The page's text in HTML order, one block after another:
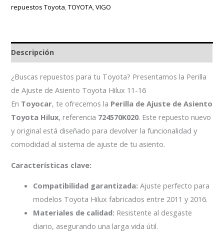
repuestos Toyota ,TOYOTA ,VIGO
Descripción
¿Buscas repuestos para tu Toyota? Presentamos la Perilla
de Ajuste de Asiento Toyota Hilux 11-16
En Toyocar, te ofrecemos la Perilla de Ajuste de Asiento
Toyota Hilux, referencia 724570K020. Este repuesto nuevo
y original está diseñado para devolver la funcionalidad y
comodidad al sistema de ajuste de tu asiento.
Características clave:
Compatibilidad garantizada: Ajuste perfecto para
modelos Toyota Hilux fabricados entre 2011 y 2016.
Materiales de calidad: Resistente al desgaste
diario, asegurando una larga vida útil.